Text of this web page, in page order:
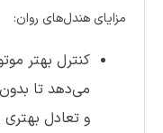
مزایای هندل‌های روان:
کنترل بهتر
می‌دهد تا
و تعادل